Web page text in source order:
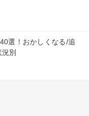
選！おかしくなる/追
別